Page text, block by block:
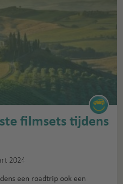
filmsets tijdens
2024
een roadtrip ook een